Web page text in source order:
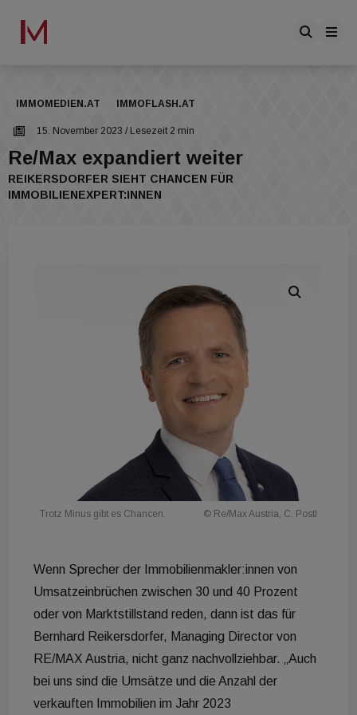
IMMOMEDIEN.AT IMMOFLASH.AT
15. November 2023 / Lesezeit 2 min
Re/Max expandiert weiter
REIKERSDORFER SIEHT CHANCEN FÜR
IMMOBILIENEXPERT:INNEN
Trotz Minus gibt es Chancen. © Re/Max Austria, C. Postl
Wenn Sprecher der Immobilienmakler:innen von
Umsatzeinbrüchen zwischen 30 und 40 Prozent
oder von Marktstillstand reden, dann ist das für
Bernhard Reikersdorfer, Managing Director von
RE/MAX Austria, nicht ganz nachvollziehbar. „Auch
bei uns sind die Umsätze und die Anzahl der
verkauften Immobilien im Jahr 2023